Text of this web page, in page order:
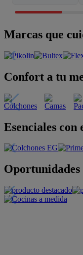
Marcas que
Confort a tu
Esenciales con
Oportunidades